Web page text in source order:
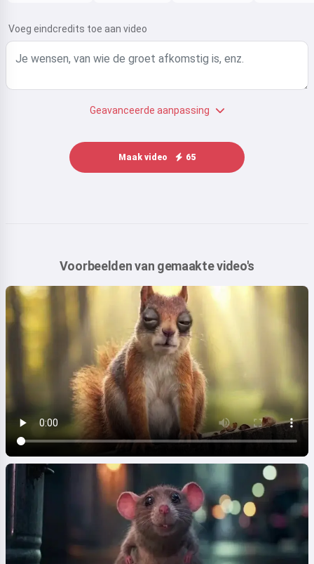
Voeg eindcredits toe aan video
Geavanceerde aanpassing
Maak video 65
Voorbeelden van gemaakte video's